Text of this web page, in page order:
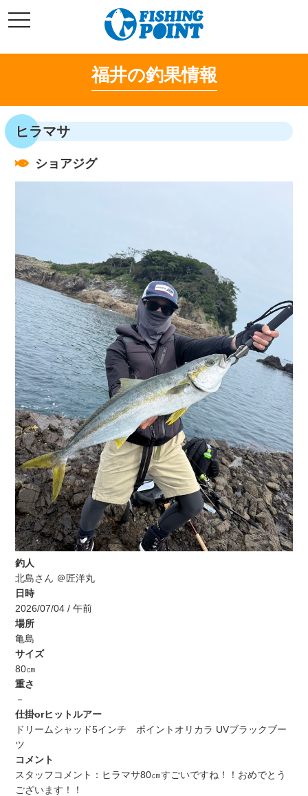
ン
ン
ス
キ
ッ
t
o
l
g
t
o
n
福井の釣果情報
ヒラマサ
ショアジグ
釣人
北島さん ＠匠洋丸
日時
2026/07/04 / 午前
場所
亀島
サイズ
80㎝
重さ
－
仕掛orヒットルアー
ドリームシャッド5インチ ポイントオリカラ UVブラックブー
ツ
コメント
スタッフコメント：ヒラマサ80㎝すごいですね！！おめでとう
ございます！！